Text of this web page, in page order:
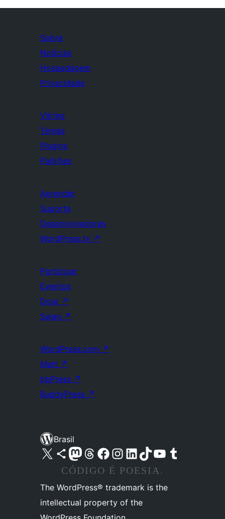
Sobre
Notícias
Hospedagem
Privacidade
Vitrine
Temas
Plugins
Padrões
Aprender
Suporte
Desenvolvedores
WordPress.tv ↗
Participar
Eventos
Doar ↗
Swag ↗
WordPress.com ↗
Matt ↗
bbPress ↗
BuddyPress ↗
Brasil
Acessar nossa conta do X (antigo Twitter)
Acessar nossa conta do Bluesky
Acessar nossa conta do Mastodon
Acessar nossa conta do Threads
Acessar nossa página do Facebook
Acessar nossa conta do Instagram
Acessar nossa conta do LinkedIn
Acessar nossa conta do TikTok
Acessar nosso canal do YouTube
Acessar nossa conta no Tumblr
CÓDIGO É POESIA.
The WordPress® trademark is the
intellectual property of the